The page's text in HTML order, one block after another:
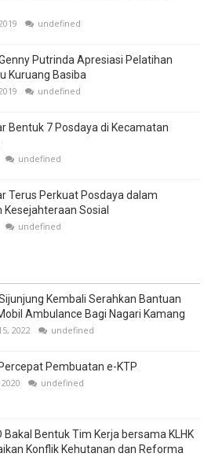
undefined
Genny Putrinda Apresiasi Pelatihan
Kuruang Basiba
undefined
Bentuk 7 Posdaya di Kecamatan
undefined
Terus Perkuat Posdaya dalam
Kesejahteraan Sosial
undefined
Kembali Serahkan Bantuan
Ambulance Bagi Nagari Kamang
2022 undefined
Pembuatan e-KTP
undefined
Bakal Bentuk Tim Kerja bersama KLHK
Konflik Kehutanan dan Reforma